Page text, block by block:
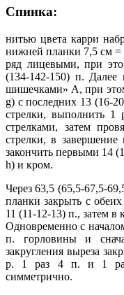
Спинка:
нитью цвета карри
нижней планки 7,5 см =
ряд лицевыми, при
(134-142-150) п. Далее
шишечками» А, при
g) с последних 13 (16-
стрелки, выполнить
стрелками, затем
стрелки, в
закончить первыми 14
h) и кром.
Через 63,5 (65,5-67,5-
планки закрыть с
11 (11-12-13) п., затем
Одновременно с
п. горловины и
закругления выреза
р. 1 раз 4 п. и 1
симметрично.